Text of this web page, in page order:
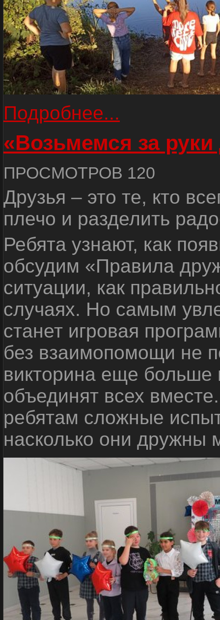
Подробнее...
«Возьмемся за руки
ПРОСМОТРОВ 120
Друзья – это те, кто
плечо и разделить
Ребята узнают, как
обсудим «Правила
ситуации, как
случаях. Но самым
станет игровая
без взаимопомощи не
викторина еще
объединят всех
ребятам сложные
насколько они дружны